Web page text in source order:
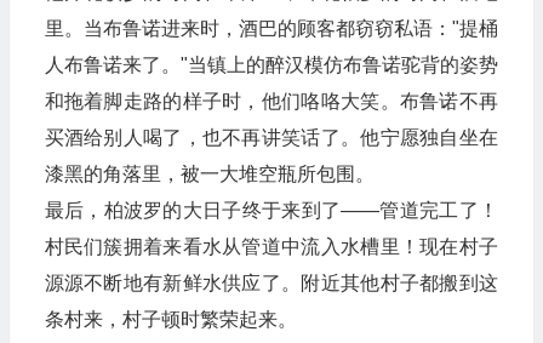
里。当布鲁诺进来时，酒巴的顾客都窃窃私语："提桶
人布鲁诺来了。"当镇上的醉汉模仿布鲁诺驼背的姿势
和拖着脚走路的样子时，他们咯咯大笑。布鲁诺不再
买酒给别人喝了，也不再讲笑话了。他宁愿独自坐在
漆黑的角落里，被一大堆空瓶所包围。
最后，柏波罗的大日子终于来到了——管道完工了！
村民们簇拥着来看水从管道中流入水槽里！现在村子
源源不断地有新鲜水供应了。附近其他村子都搬到这
条村来，村子顿时繁荣起来。